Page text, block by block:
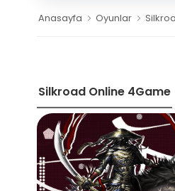
Anasayfa Oyunlar
Silkroad Online 4Game